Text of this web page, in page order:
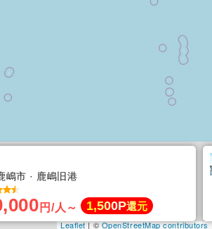
Leaflet| ©OpenStreetMap contributors
嶋市 鹿嶋旧港
円/人～ 1,500P還元